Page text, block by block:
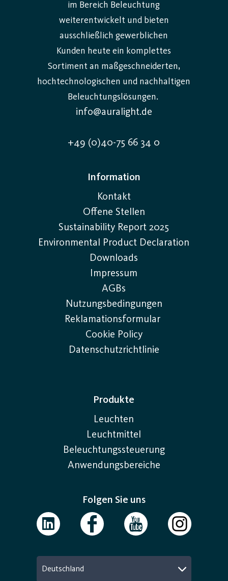
im Bereich Beleuchtung
weiterentwickelt und bieten
ausschließlich gewerblichen
Kunden heute ein komplettes
Sortiment an maßgeschneiderten,
hochtechnologischen und nachhaltigen
Beleuchtungslösungen.
info@auralight.de
+49 (0)40-75 66 34 0
Information
Kontakt
Offene Stellen
Sustainability Report 2025
Environmental Product Declaration
Downloads
Impressum
AGBs
Nutzungsbedingungen
Reklamationsformular
Cookie Policy
Datenschutzrichtlinie
Produkte
Leuchten
Leuchtmittel
Beleuchtungssteuerung
Anwendungsbereiche
Folgen Sie uns
Deutschland